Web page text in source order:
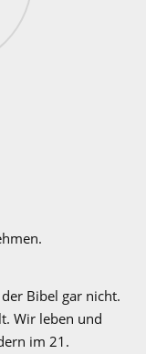
Bibel gar nicht.
Wir leben und
im 21.